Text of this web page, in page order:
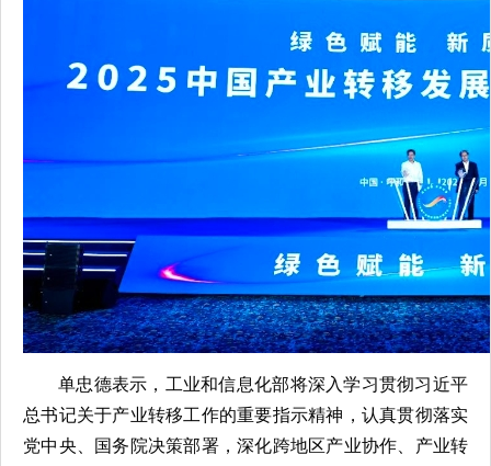
单忠德表示，工业和信息化部将深入学习贯彻习近平
总书记关于产业转移工作的重要指示精神，认真贯彻落实
党中央、国务院决策部署，深化跨地区产业协作、产业转